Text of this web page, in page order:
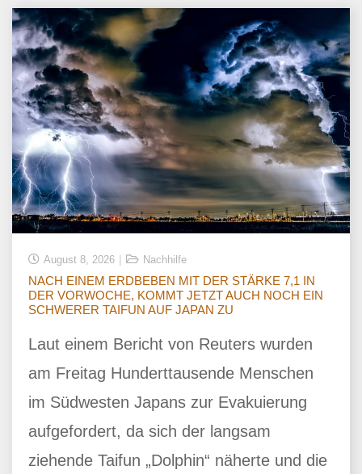
August 8, 2026 Nachhilfe
NACH EINEM ERDBEBEN MIT DER STÄRKE 7,1 IN
DER VORWOCHE, KOMMT JETZT AUCH NOCH EIN
SCHWERER TAIFUN AUF JAPAN ZU
Laut einem Bericht von Reuters wurden
am Freitag Hunderttausende Menschen
im Südwesten Japans zur Evakuierung
aufgefordert, da sich der langsam
ziehende Taifun „Dolphin“ näherte und die